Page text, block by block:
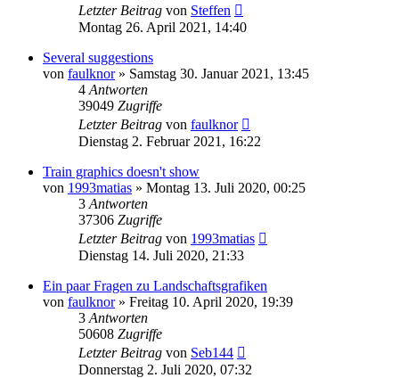
Letzter Beitrag von Steffen
Montag 26. April 2021, 14:40
Several suggestions
von faulknor» Samstag 30. Januar 2021, 13:45
4 Antworten
39049 Zugriffe
Letzter Beitrag von faulknor
Dienstag 2. Februar 2021, 16:22
Train graphics doesn't show
von 1993matias » Montag 13. Juli 2020, 00:25
3 Antworten
37306 Zugriffe
Letzter Beitrag von 1993matias
Dienstag 14. Juli 2020, 21:33
Ein paar Fragen zu Landschaftsgrafiken
von faulknor» Freitag 10. April 2020, 19:39
3 Antworten
50608 Zugriffe
Letzter Beitrag von Seb144
Donnerstag 2. Juli 2020, 07:32